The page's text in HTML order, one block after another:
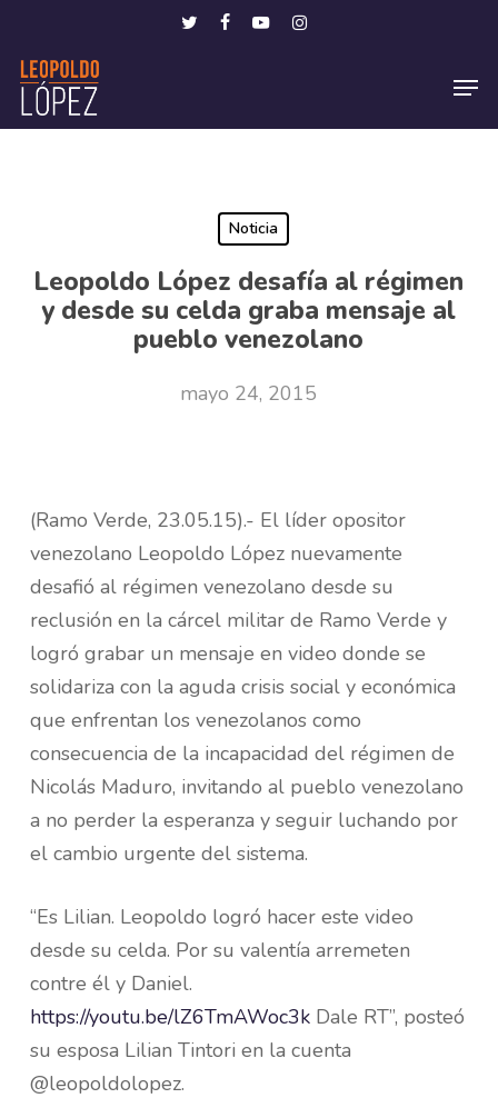
main
content
twitterfacebookyoutubeinstagram
Noticia
Leopoldo López desafía al régimen
y desde su celda graba mensaje al
pueblo venezolano
mayo 24, 2015
(Ramo Verde, 23.05.15).- El líder opositor
venezolano Leopoldo López nuevamente
desafió al régimen venezolano desde su
reclusión en la cárcel militar de Ramo Verde y
logró grabar un mensaje en video donde se
solidariza con la aguda crisis social y económica
que enfrentan los venezolanos como
consecuencia de la incapacidad del régimen de
Nicolás Maduro, invitando al pueblo venezolano
a no perder la esperanza y seguir luchando por
el cambio urgente del sistema.
“Es Lilian. Leopoldo logró hacer este video
desde su celda. Por su valentía arremeten
contre él y Daniel.
https://youtu.be/lZ6TmAWoc3kDale RT”, posteó
su esposa Lilian Tintori en la cuenta
@leopoldolopez.